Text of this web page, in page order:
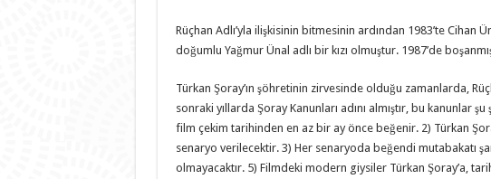
Rüçhan Adlı’yla ilişkisinin bitmesinin ardından 1983’te Cihan
doğumlu Yağmur Ünal adlı bir kızı olmuştur. 1987’de
Türkan Şoray’ın şöhretinin zirvesinde olduğu zamanlarda,
sonraki yıllarda Şoray Kanunları adını almıştır, bu kanunlar
film çekim tarihinden en az bir ay önce beğenir. 2) Türkan
senaryo verilecektir. 3) Her senaryoda beğendi mutabakatı
olmayacaktır. 5) Filmdeki modern giysiler Türkan Şoray’a,